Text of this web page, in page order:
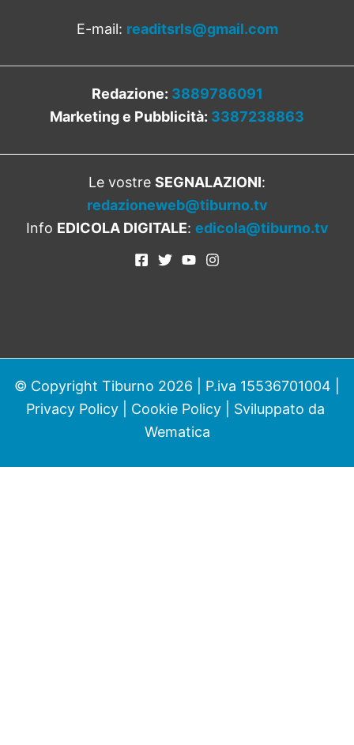
E-mail: readitsrls@gmail.com
Redazione: 3889786091
Marketing e Pubblicità: 3387238863
Le vostre SEGNALAZIONI:
redazioneweb@tiburno.tv
Info EDICOLA DIGITALE: edicola@tiburno.tv
© Copyright Tiburno 2026 | P.iva 15536701004 |
Privacy Policy| Cookie Policy| Sviluppato da
Wematica